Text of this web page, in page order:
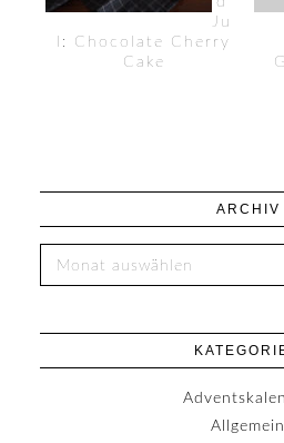
Ju
l: Chocolate Cherry
Cake
ARCHIV
Allgemein